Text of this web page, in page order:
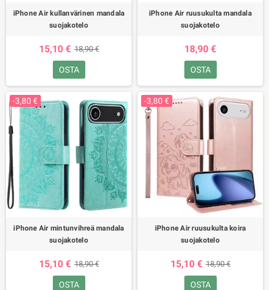
iPhone Air kullanvärinen mandala
suojakotelo
15,10 € 18,90 €
OSTA
iPhone Air ruusukulta mandala
suojakotelo
18,90 €
OSTA
-3,80 €
iPhone Air mintunvihreä mandala
suojakotelo
15,10 € 18,90 €
OSTA
-3,80 €
iPhone Air ruusukulta koira
suojakotelo
15,10 € 18,90 €
OSTA